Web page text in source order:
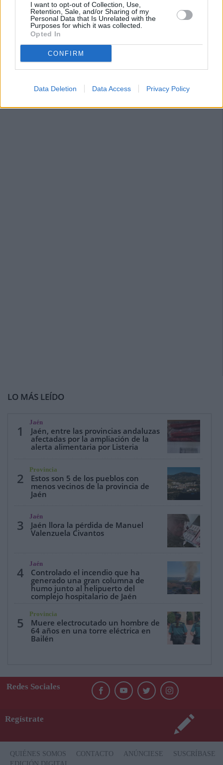
I want to opt-out of Collection, Use,
Retention, Sale, and/or Sharing of my
Personal Data that Is Unrelated with the
Purposes for which it was collected.
Opted In
CONFIRM
Data Deletion Data Access Privacy Policy
LO MÁS LEÍDO
1
Jaén
Jaén, entre las provincias andaluzas
afectadas por la ampliación de la
alerta alimentaria por Listeria
2
Provincia
Estos son 5 de los pueblos con
menos vecinos de la provincia de
Jaén
3
Jaén
Jaén llora la pérdida de Manuel
Valenzuela Civantos
4
Jaén
Controlado el incendio que ha
generado una gran columna de
humo junto al helipuerto del
complejo hospitalario de Jaén
5
Provincia
Muere electrocutado un hombre de
64 años en una torre eléctrica en
Bailén
Redes Sociales
Regístrate
QUIÉNES SOMOS CONTACTO ANÚNCIESE
SUSCRÍBASE